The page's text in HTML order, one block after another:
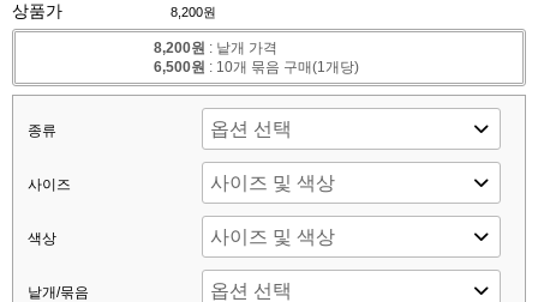
상품가 8,200원
8,200원 : 낱개 가격
6,500원 : 10개 묶음 구매(1개당)
종류
사이즈
색상
낱개/묶음